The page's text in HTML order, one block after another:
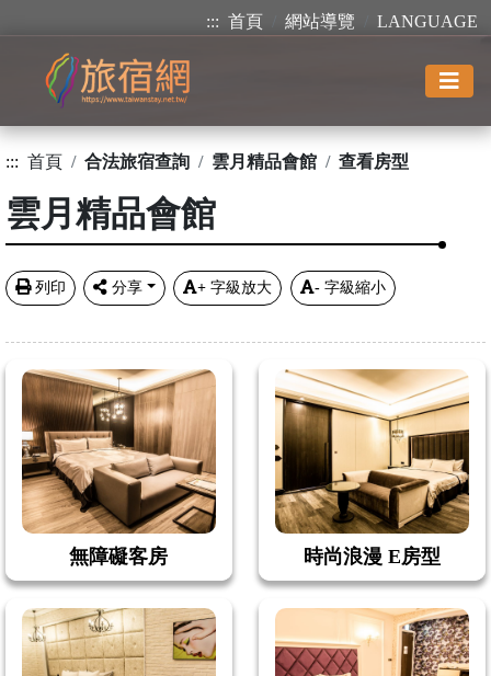
::: 首頁 網站導覽 LANGUAGE
::: 首頁 合法旅宿查詢 雲月精品會館 查看房型
雲月精品會館
列印 分享 + 字級放大 - 字級縮小
無障礙客房 時尚浪漫 E房型